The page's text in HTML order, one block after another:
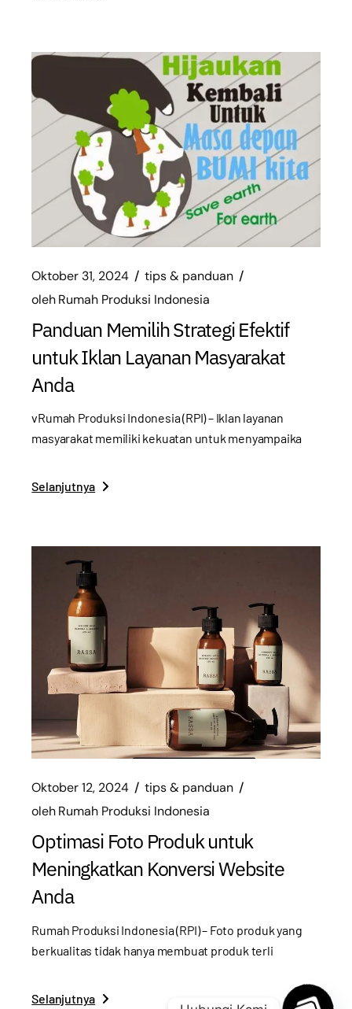
Oktober 31, 2024
tips & panduan
olehRumah Produksi Indonesia
Panduan Memilih Strategi Efektif
untuk Iklan Layanan Masyarakat
Anda
vRumah Produksi Indonesia (RPI) – Iklan layanan
masyarakat memiliki kekuatan untuk menyampaika
Selanjutnya
Oktober 12, 2024
tips & panduan
olehRumah Produksi Indonesia
Optimasi Foto Produk untuk
Meningkatkan Konversi Website
Anda
Rumah Produksi Indonesia (RPI) – Foto produk yang
berkualitas tidak hanya membuat produk terli
Selanjutnya